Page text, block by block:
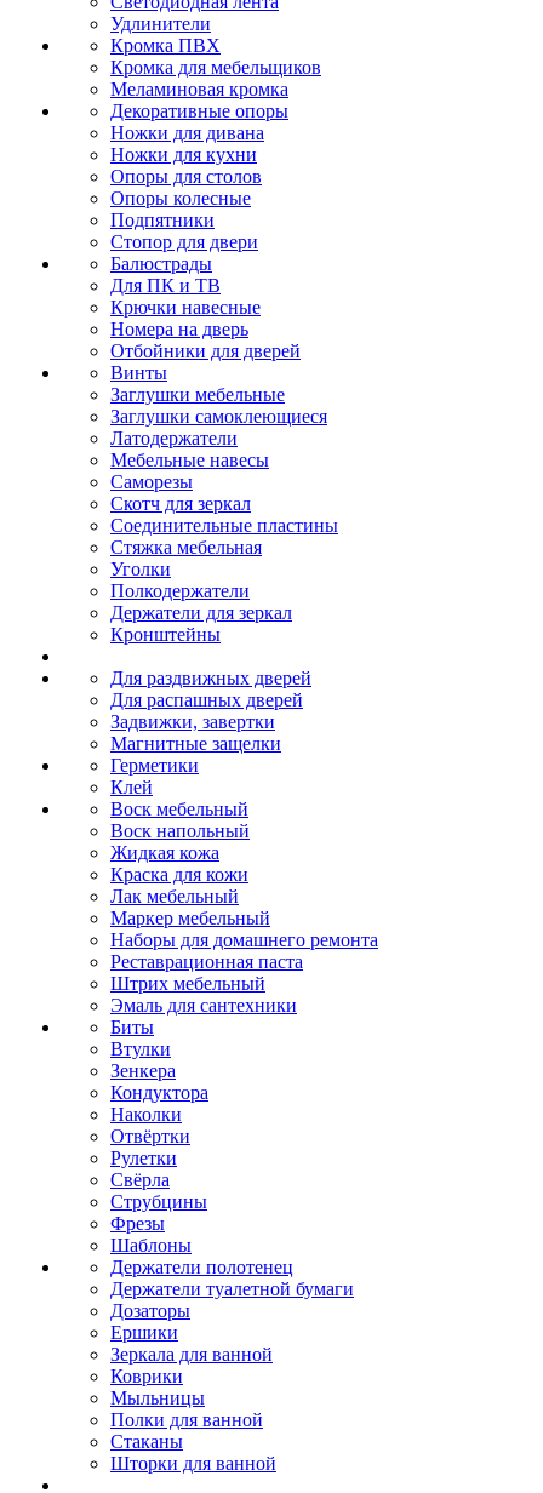
Удлинители
Кромка ПВХ
Кромка для мебельщиков
Меламиновая кромка
Декоративные опоры
Ножки для дивана
Ножки для кухни
Опоры для столов
Опоры колесные
Подпятники
Стопор для двери
Балюстрады
Для ПК и ТВ
Крючки навесные
Номера на дверь
Отбойники для дверей
Винты
Заглушки мебельные
Заглушки самоклеющиеся
Латодержатели
Мебельные навесы
Саморезы
Скотч для зеркал
Соединительные пластины
Стяжка мебельная
Уголки
Полкодержатели
Держатели для зеркал
Кронштейны
Для раздвижных дверей
Для распашных дверей
Задвижки, завертки
Магнитные защелки
Герметики
Клей
Воск мебельный
Воск напольный
Жидкая кожа
Краска для кожи
Лак мебельный
Маркер мебельный
Наборы для домашнего ремонта
Реставрационная паста
Штрих мебельный
Эмаль для сантехники
Биты
Втулки
Зенкера
Кондуктора
Наколки
Отвёртки
Рулетки
Свёрла
Струбцины
Фрезы
Шаблоны
Держатели полотенец
Держатели туалетной бумаги
Дозаторы
Ершики
Зеркала для ванной
Коврики
Мыльницы
Полки для ванной
Стаканы
Шторки для ванной